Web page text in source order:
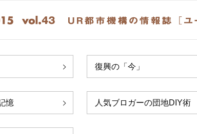
復興の「今」
憶 人気ブロガーの団地DIY術